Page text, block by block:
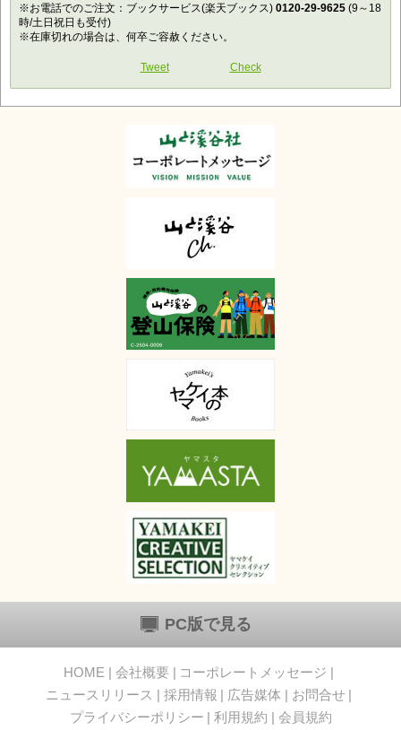
※お電話でのご注文：ブックサービス(楽天ブックス) 0120-29-9625 (9～18
時/土日祝日も受付)
※在庫切れの場合は、何卒ご容赦ください。
Tweet Check
PC版で見る
HOME 会社概要
コーポレートメッセージ
ニュースリリース
採用情報 広告媒体
お問合せ
プライバシーポリシー
利用規約 会員規約